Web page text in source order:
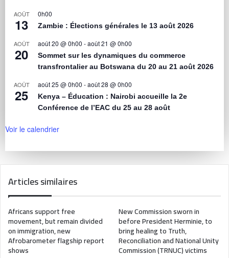
AOÛT
13
0h00
Zambie : Élections générales le 13 août 2026
AOÛT
20
août 20 @ 0h00 -août 21 @ 0h00
Sommet sur les dynamiques du commerce
transfrontalier au Botswana du 20 au 21 août 2026
AOÛT
25
août 25 @ 0h00 -août 28 @ 0h00
Kenya – Éducation : Nairobi accueille la 2e
Conférence de l’EAC du 25 au 28 août
Voir le calendrier
Articles similaires
Africans support free
movement, but remain divided
on immigration, new
Afrobarometer flagship report
shows
New Commission sworn in
before President Herminie, to
bring healing to Truth,
Reconciliation and National Unity
Commission (TRNUC) victims